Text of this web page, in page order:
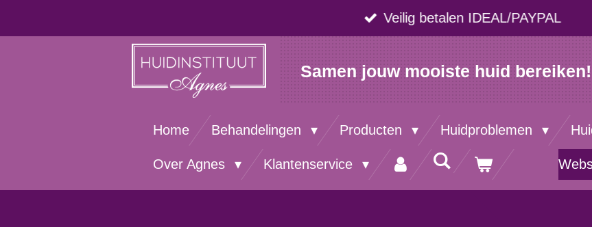
direct
Veilig betalen IDEAL/PAYPAL
Samen jouw mooiste huid bereiken!
Home Behandelingen Producten Huidproblemen
Over Agnes Klantenservice